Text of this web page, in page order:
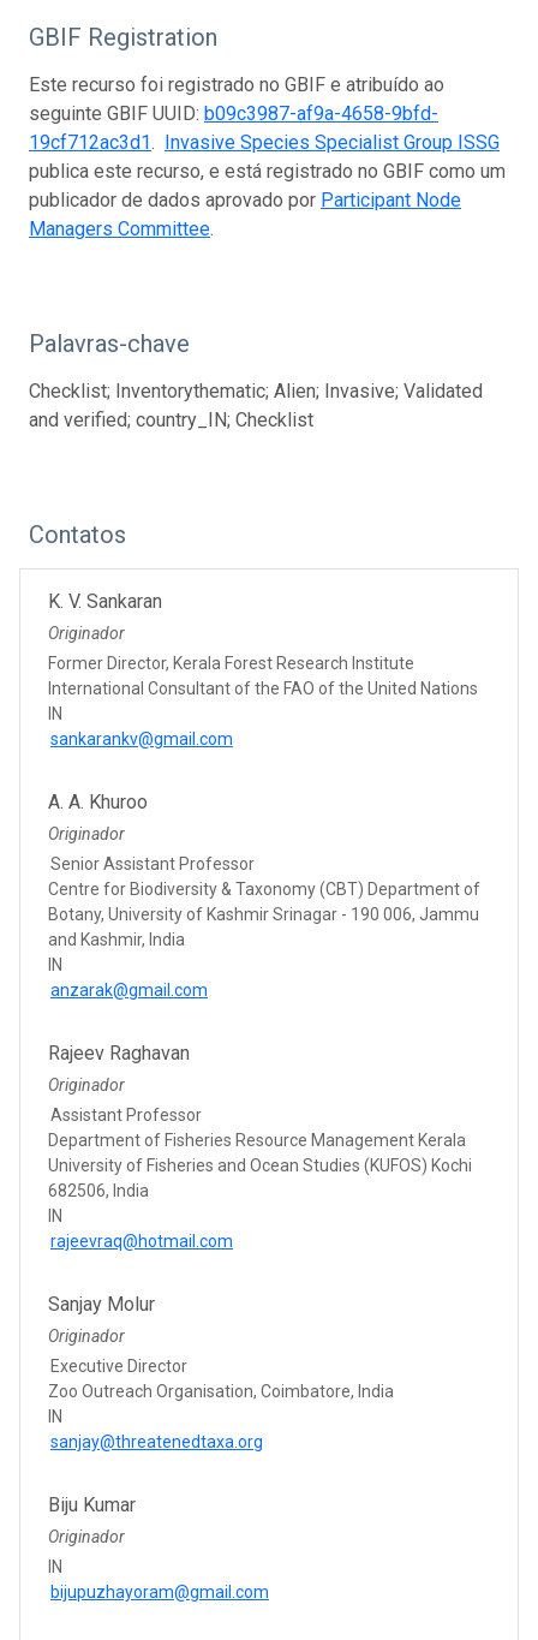
GBIF Registration
Este recurso foi registrado no GBIF e atribuído ao
seguinte GBIF UUID: b09c3987-af9a-4658-9bfd-
19cf712ac3d1. Invasive Species Specialist Group ISSG
publica este recurso, e está registrado no GBIF como um
publicador de dados aprovado por Participant Node
Managers Committee.
Palavras-chave
Checklist; Inventorythematic; Alien; Invasive; Validated
and verified; country_IN; Checklist
Contatos
K. V. Sankaran
Originador
Former Director, Kerala Forest Research Institute
International Consultant of the FAO of the United Nations
IN
sankarankv@gmail.com
A. A. Khuroo
Originador
Senior Assistant Professor
Centre for Biodiversity & Taxonomy (CBT) Department of
Botany, University of Kashmir Srinagar - 190 006, Jammu
and Kashmir, India
IN
anzarak@gmail.com
Rajeev Raghavan
Originador
Assistant Professor
Department of Fisheries Resource Management Kerala
University of Fisheries and Ocean Studies (KUFOS) Kochi
682506, India
IN
rajeevraq@hotmail.com
Sanjay Molur
Originador
Executive Director
Zoo Outreach Organisation, Coimbatore, India
IN
sanjay@threatenedtaxa.org
Biju Kumar
Originador
IN
bijupuzhayoram@gmail.com